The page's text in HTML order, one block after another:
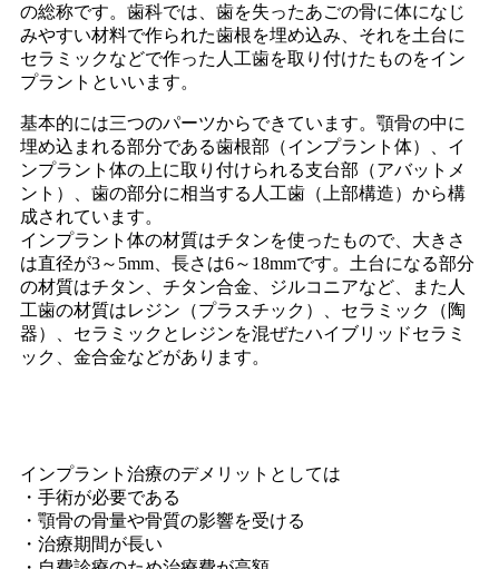
の総称です。歯科では、歯を失ったあごの骨に体になじ
みやすい材料で作られた歯根を埋め込み、それを土台に
セラミックなどで作った人工歯を取り付けたものをイン
プラントといいます。
基本的には三つのパーツからできています。顎骨の中に
埋め込まれる部分である歯根部（インプラント体）、イ
ンプラント体の上に取り付けられる支台部（アバットメ
ント）、歯の部分に相当する人工歯（上部構造）から構
成されています。
インプラント体の材質はチタンを使ったもので、大きさ
は直径が3～5mm、長さは6～18mmです。土台になる部分
の材質はチタン、チタン合金、ジルコニアなど、また人
工歯の材質はレジン（プラスチック）、セラミック（陶
器）、セラミックとレジンを混ぜたハイブリッドセラミ
ック、金合金などがあります。
インプラント治療のデメリットとしては
・手術が必要である
・顎骨の骨量や骨質の影響を受ける
・治療期間が長い